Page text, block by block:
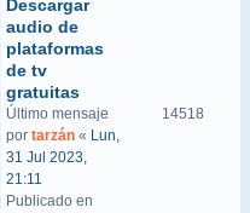
Descargar
audio de
plataformas
de tv
gratuitas
Último mensaje
por tarzán « Lun,
31 Jul 2023,
21:11
Publicado en
14518